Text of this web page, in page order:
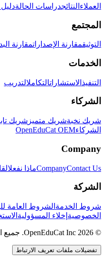
العملاء النتائجدراسات الحالة
المجتمع
التوثيقمقارنة الإصداراتمقارنة
الخدمات
التنفيذ الاستشاراتالتكاملالتدريب
الشركاء
شريك نخبةشريك متميز شريك
الشركاءOpenEduCat OEM
Company
CompanyContact Us ماذا نفعل
الشركة
شروط الخدمة الشروط العامة
الخصوصية إخلاء المسؤولية
© 2026 OpenEduCat Inc. جميع الحقوق محفوظة.
تفضيلات ملفات تعريف الارتباط